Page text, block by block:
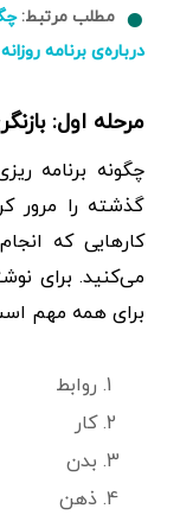
مطلب مرتبط:
درباره‌ی برنامه
مرحله اول:
چگونه برنامه
گذشته را مرور
کارهایی که
برای همه مهم
روابط
کار
بدن
ذهن